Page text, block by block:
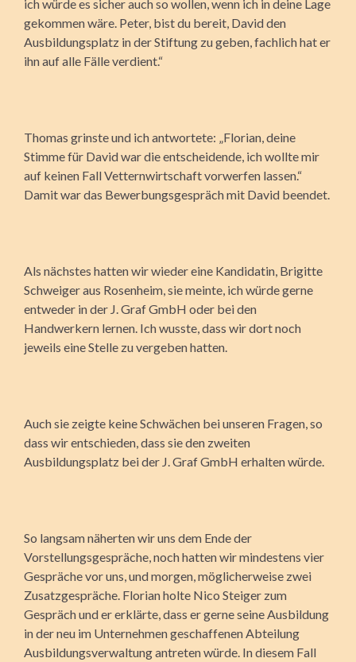
ich würde es sicher auch so wollen, wenn ich in deine Lage
gekommen wäre. Peter, bist du bereit, David den
Ausbildungsplatz in der Stiftung zu geben, fachlich hat er
ihn auf alle Fälle verdient.“
Thomas grinste und ich antwortete: „Florian, deine
Stimme für David war die entscheidende, ich wollte mir
auf keinen Fall Vetternwirtschaft vorwerfen lassen.“
Damit war das Bewerbungsgespräch mit David beendet.
Als nächstes hatten wir wieder eine Kandidatin, Brigitte
Schweiger aus Rosenheim, sie meinte, ich würde gerne
entweder in der J. Graf GmbH oder bei den
Handwerkern lernen. Ich wusste, dass wir dort noch
jeweils eine Stelle zu vergeben hatten.
Auch sie zeigte keine Schwächen bei unseren Fragen, so
dass wir entschieden, dass sie den zweiten
Ausbildungsplatz bei der J. Graf GmbH erhalten würde.
So langsam näherten wir uns dem Ende der
Vorstellungsgespräche, noch hatten wir mindestens vier
Gespräche vor uns, und morgen, möglicherweise zwei
Zusatzgespräche. Florian holte Nico Steiger zum
Gespräch und er erklärte, dass er gerne seine Ausbildung
in der neu im Unternehmen geschaffenen Abteilung
Ausbildungsverwaltung antreten würde. In diesem Fall